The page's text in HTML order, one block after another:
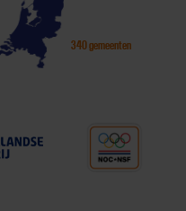
340 gemeenten